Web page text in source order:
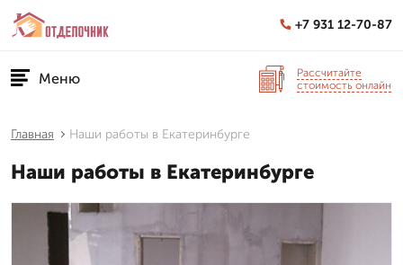
+7 931 12-70-87
Меню
Рассчитайте
стоимость онлайн
Главная Наши работы в Екатеринбурге
Наши работы в Екатеринбурге